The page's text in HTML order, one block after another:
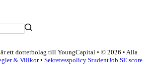
ett dotterbolag till YoungCapital • © 2026 • Alla
& Villkor• Sekretesspolicy StudentJob SE score